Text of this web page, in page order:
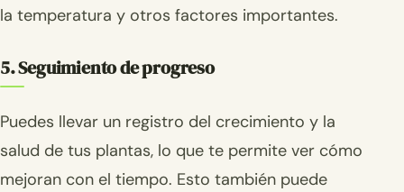
la temperatura y otros factores importantes.
5. Seguimiento de progreso
Puedes llevar un registro del crecimiento y la
salud de tus plantas, lo que te permite ver cómo
mejoran con el tiempo. Esto también puede